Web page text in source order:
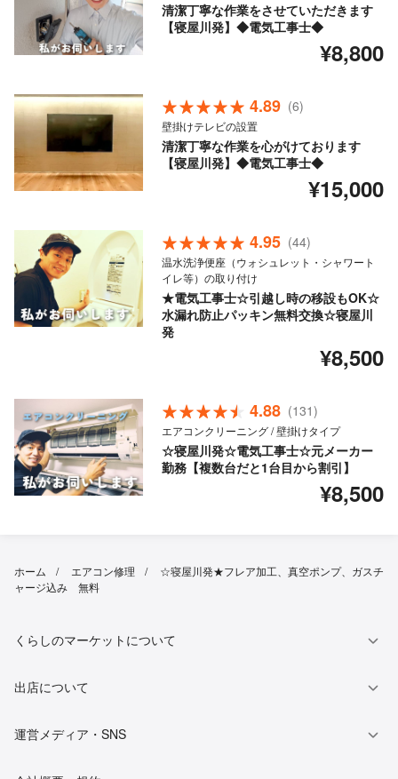
清潔丁寧な作業をさせていただきます
【寝屋川発】◆電気工事士◆
¥8,800
4.89 (6)
壁掛けテレビの設置
清潔丁寧な作業を心がけております
【寝屋川発】◆電気工事士◆
¥15,000
4.95 (44)
温水洗浄便座（ウォシュレット・シャワート
イレ等）の取り付け
★電気工事士☆引越し時の移設もOK☆
水漏れ防止パッキン無料交換☆寝屋川
発
¥8,500
4.88 (131)
エアコンクリーニング / 壁掛けタイプ
☆寝屋川発☆電気工事士☆元メーカー
勤務【複数台だと1台目から割引】
¥8,500
ホーム エアコン修理
☆寝屋川発★フレア加工、真空ポンプ、ガスチ
ャージ込み 無料
くらしのマーケットについて
出店について
運営メディア・SNS